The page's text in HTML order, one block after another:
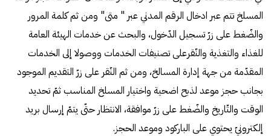
المسلخ تتم عبر ادخال الرقم المدني عبر " متى" ومن ثم كلمة المرور
والضّغط على زرّ تسجيل الدّخول، والبحث عن خدمات الهيئة العامة
للغذاء والتغذية والنّقرعلى تصنيفات الخدمات ووصولا إلى الخدمات
المقدّمة من جهة إدارة المسالخ، ومن ثم النّقر على زرّ التقديم الموجود
بجانب حجز موعد لذبح اضحية واختيار المسلخ المناسب ثمّ تحديد
الوقت والتّاريخ والضّغط على زرّ موافقة، الانتظار حتّى يتمّ إرسال بريد
إلكترونيّ يحتوي على الباركود وموعد الحجز.